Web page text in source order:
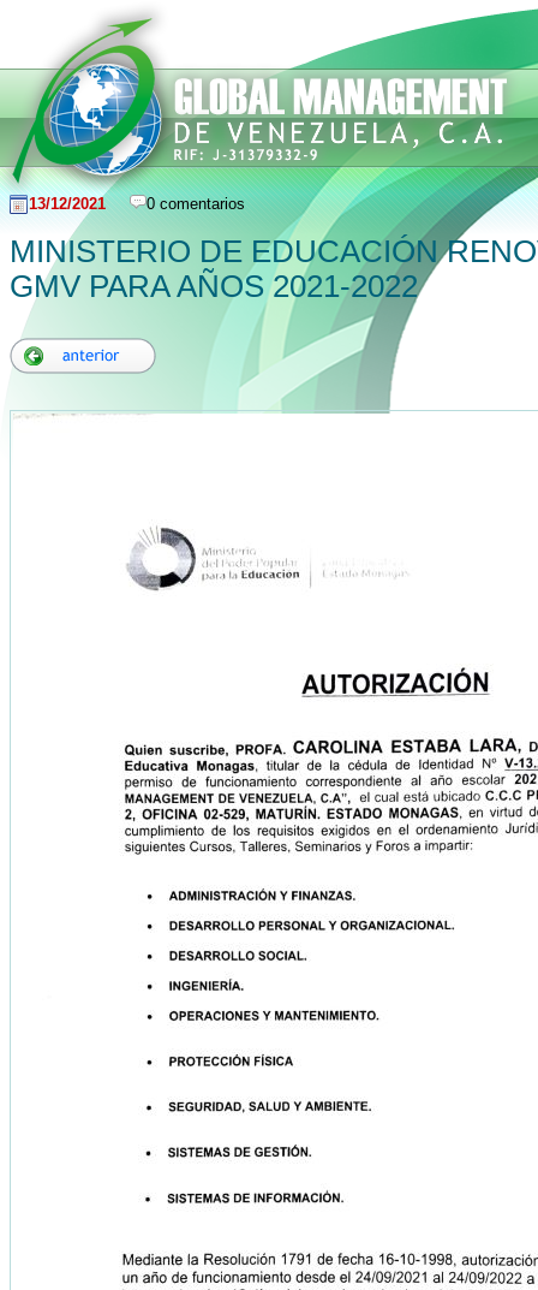
13/12/2021 0 comentarios
MINISTERIO DE EDUCACIÓN
GMV PARA AÑOS 2021-2022